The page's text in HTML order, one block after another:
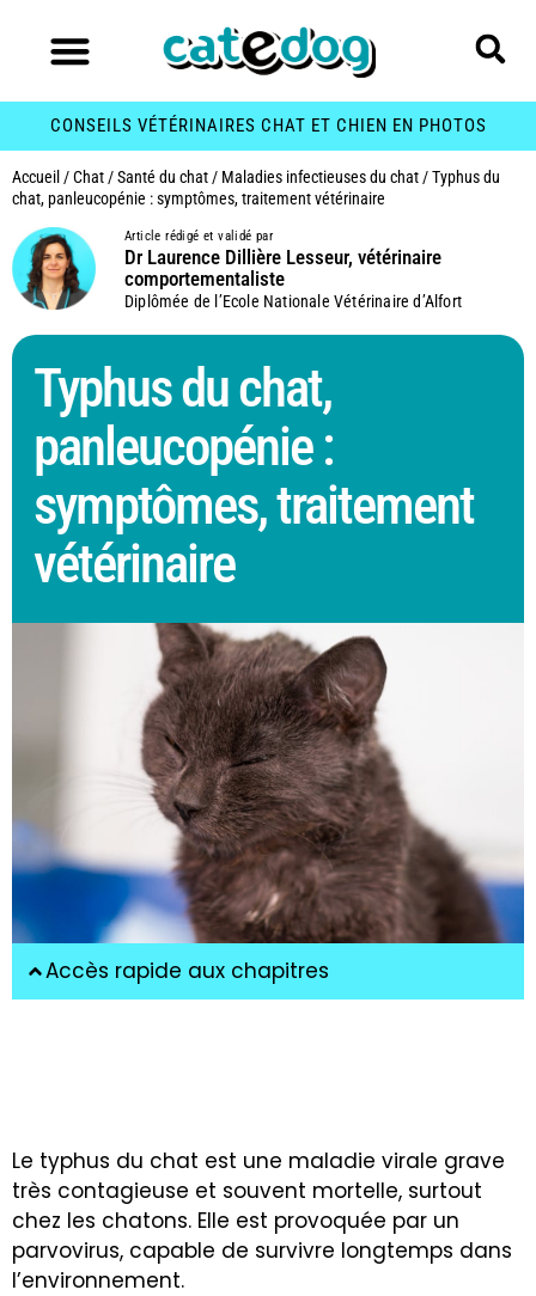
CONSEILS VÉTÉRINAIRES CHAT ET CHIEN EN PHOTOS
Accueil /Chat /Santé du chat / Maladies infectieuses du chat /Typhus du
chat, panleucopénie : symptômes, traitement vétérinaire
Article rédigé et validé par
Dr Laurence Dillière Lesseur, vétérinaire
comportementaliste
Diplômée de l’Ecole Nationale Vétérinaire d’Alfort
Typhus du chat,
panleucopénie :
symptômes, traitement
vétérinaire
Accès rapide aux chapitres
Le typhus du chat est une maladie virale grave
très contagieuse et souvent mortelle, surtout
chez les chatons. Elle est provoquée par un
parvovirus, capable de survivre longtemps dans
l’environnement.